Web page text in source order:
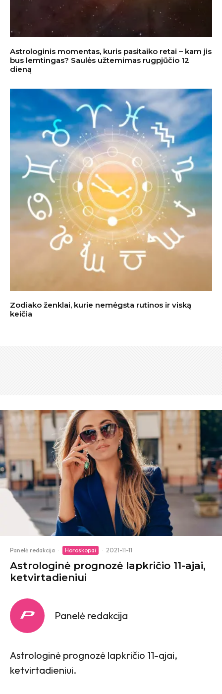
Astrologinis momentas, kuris pasitaiko retai – kam jis
bus lemtingas? Saulės užtemimas rugpjūčio 12
dieną
Zodiako ženklai, kurie nemėgsta rutinos ir viską
keičia
Panelė redakcija · Horoskopai · 2021-11-11
Astrologinė prognozė lapkričio 11-ajai,
ketvirtadieniui
Panelė redakcija
Astrologinė prognozė lapkričio 11-ajai,
ketvirtadieniui.